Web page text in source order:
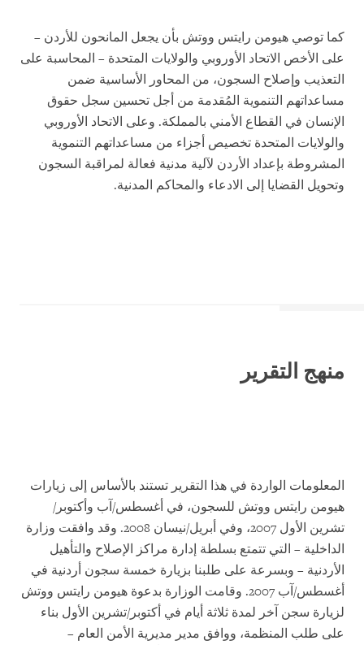
كما توصي هيومن رايتس ووتش بأن يجعل المانحون للأردن –
على الأخص الاتحاد الأوروبي والولايات المتحدة – المحاسبة على
التعذيب وإصلاح السجون، من المحاور الأساسية ضمن
مساعداتهم التنموية المُقدمة من أجل تحسين سجل حقوق
الإنسان في القطاع الأمني بالمملكة. وعلى الاتحاد الأوروبي
والولايات المتحدة تخصيص أجزاء من مساعداتهم التنموية
المشروطة بإعداد الأردن لآلية مدنية فعالة لمراقبة السجون
وتحويل القضايا إلى الادعاء والمحاكم المدنية.
منهج التقرير
المعلومات الواردة في هذا التقرير تستند بالأساس إلى زيارات
هيومن رايتس ووتش للسجون، في أغسطس/آب وأكتوبر/
تشرين الأول 2007، وفي أبريل/نيسان 2008. وقد وافقت وزارة
الداخلية – التي تتمتع بسلطة إدارة مراكز الإصلاح والتأهيل
الأردنية – وبسرعة على طلبنا بزيارة خمسة سجون أردنية في
أغسطس/آب 2007. وقامت الوزارة بدعوة هيومن رايتس ووتش
لزيارة سجن آخر لمدة ثلاثة أيام في أكتوبر/تشرين الأول بناء
على طلب المنظمة، ووافق مدير مديرية الأمن العام –